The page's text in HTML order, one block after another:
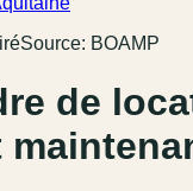
Source: BOAMP
de